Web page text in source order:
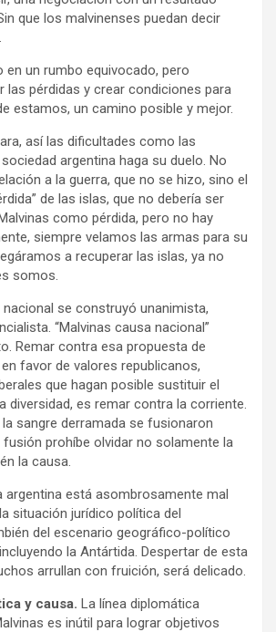
que los malvinenses puedan decir
en un rumbo equivocado, pero
las pérdidas y crear condiciones para
estamos, un camino posible y mejor.
así las dificultades como las
argentina haga su duelo. No
a la guerra, que no se hizo, sino el
de las islas, que no debería ser
como pérdida, pero no hay
siempre velamos las armas para su
a recuperar las islas, ya no
somos.
se construyó unanimista,
“Malvinas causa nacional”
Remar contra esa propuesta de
favor de valores republicanos,
que hagan posible sustituir el
diversidad, es remar contra la corriente.
sangre derramada se fusionaron
fusión prohíbe olvidar no solamente la
la causa.
argentina está asombrosamente mal
situación jurídico política del
del escenario geográfico-político
la Antártida. Despertar de esta
arrullan con fruición, será delicado.
y causa. La línea diplomática
es inútil para lograr objetivos